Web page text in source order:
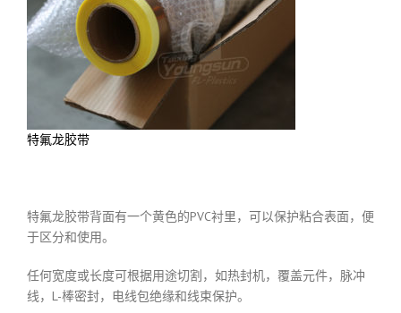
特氟龙胶带
特氟龙胶带背面有一个黄色的PVC衬里，可以保护粘合表面，便
于区分和使用。
任何宽度或长度可根据用途切割，如热封机，覆盖元件，脉冲
线，L-棒密封，电线包绝缘和线束保护。